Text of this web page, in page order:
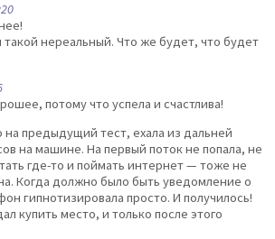
такой нереальный. Что же будет, что будет
потому что успела и счастлива!
на предыдущий тест, ехала из дальней
на машине. На первый поток не попала, не
где-то и поймать интернет — тоже не
Когда должно было быть уведомление о
гипнотизировала просто. И получилось!
купить место, и только после этого